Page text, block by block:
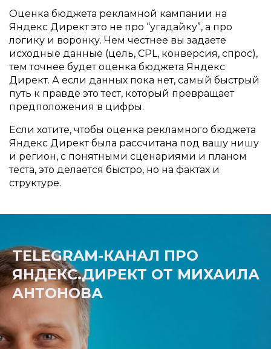
Оценка бюджета рекламной кампании на
Яндекс Директ это не про “угадайку”, а про
логику и воронку. Чем честнее вы задаете
исходные данные (цель, CPL, конверсия, спрос),
тем точнее будет оценка бюджета Яндекс
Директ. А если данных пока нет, самый быстрый
путь к правде это тест, который превращает
предположения в цифры.
Если хотите, чтобы оценка рекламного бюджета
Яндекс Директ была рассчитана под вашу нишу
и регион, с понятными сценариями и планом
теста, это делается быстро, но на фактах и
структуре.
TELEGRAM-КАНАЛ ПРО
ЯНДЕКС.ДИРЕКТ ОТ МИХАИЛА
АНТОНОВА